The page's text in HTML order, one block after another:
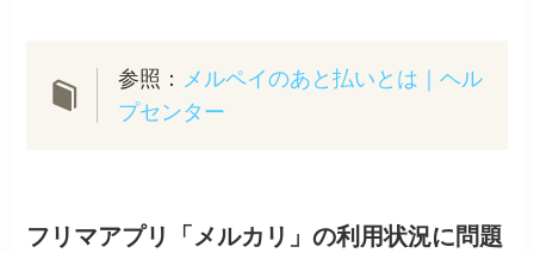
参照： メルペイのあと払いとは｜ヘル
プセンター
フリマアプリ「メルカリ」の利用状況に問題